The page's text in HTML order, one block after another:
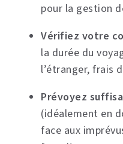
pour la gestion
Vérifiez votre
la durée du
l’étranger, frais
Prévoyez
(idéalement en
face aux